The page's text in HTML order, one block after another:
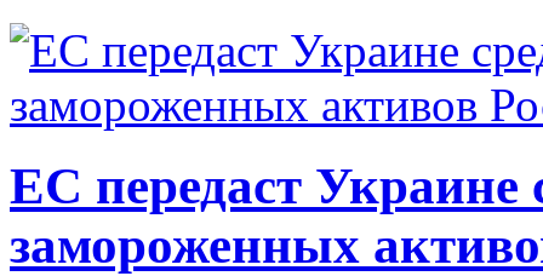
ЕС передаст Украине
замороженных